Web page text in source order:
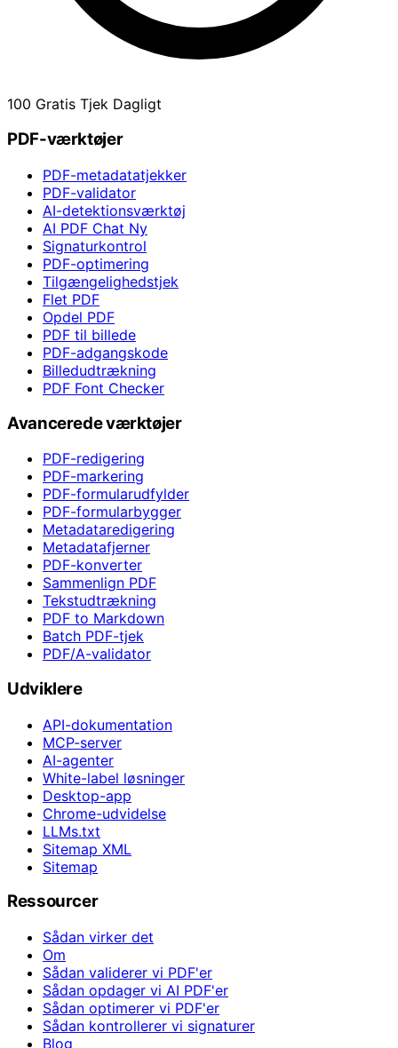
100 Gratis Tjek Dagligt
PDF-værktøjer
PDF-metadatatjekker
PDF-validator
AI-detektionsværktøj
AI PDF Chat Ny
Signaturkontrol
PDF-optimering
Tilgængelighedstjek
Flet PDF
Opdel PDF
PDF til billede
PDF-adgangskode
Billedudtrækning
PDF Font Checker
Avancerede værktøjer
PDF-redigering
PDF-markering
PDF-formularudfylder
PDF-formularbygger
Metadataredigering
Metadatafjerner
PDF-konverter
Sammenlign PDF
Tekstudtrækning
PDF to Markdown
Batch PDF-tjek
PDF/A-validator
Udviklere
API-dokumentation
MCP-server
AI-agenter
White-label løsninger
Desktop-app
Chrome-udvidelse
LLMs.txt
Sitemap XML
Sitemap
Ressourcer
Sådan virker det
Om
Sådan validerer vi PDF'er
Sådan opdager vi AI PDF'er
Sådan optimerer vi PDF'er
Sådan kontrollerer vi signaturer
Blog